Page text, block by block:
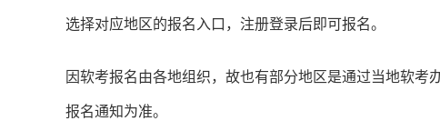
选择对应地区的报名入口，注册登录后即可报名。
因软考报名由各地组织，故也有部分地区是通过当地软
报名通知为准。